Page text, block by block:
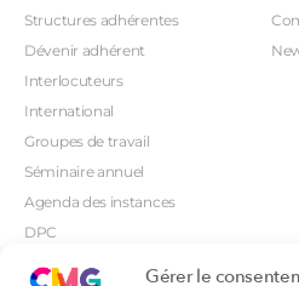
Gérer le
Structures adhérentes
Dévenir adhérent
Interlocuteurs
International
Groupes de travail
Séminaire annuel
Agenda des instances
DPC